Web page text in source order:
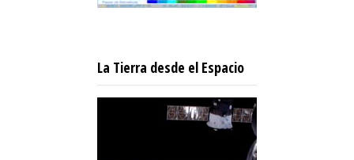
La Tierra desde el Espacio